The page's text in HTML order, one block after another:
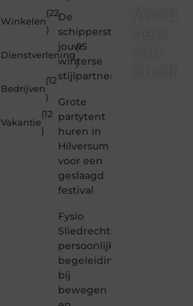
Winkelen
(22
)
Dienstverlening
(15
)
Bedrijven
(12
)
Vakantie
(12
)
De
schipperstrui
jouw
winterse
stijlpartner
Grote
partytent
huren in
Hilversum
voor een
geslaagd
festival
Fysio
Sliedrecht:
persoonlijke
begeleiding
bij
bewegen